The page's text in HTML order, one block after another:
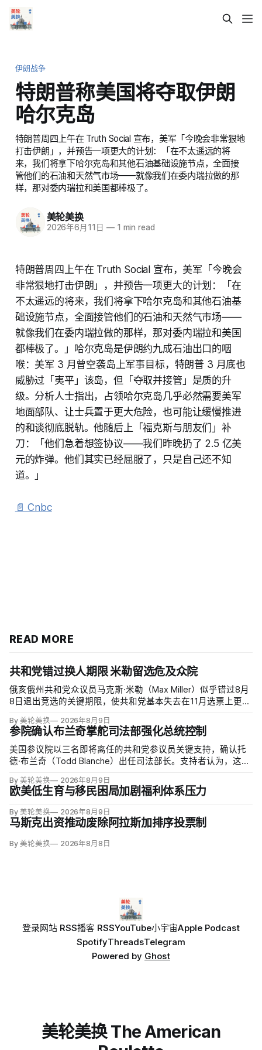
伊朗战争
特朗普称美国将夺取伊朗
哈尔克岛
特朗普周四上午在 Truth Social 宣布，美军「今晚会非常狠地
打击伊朗」，并预告一项更大的计划：「在不太遥远的将
来，我们将拿下哈尔克岛和其他石油基础设施节点，全面接
管他们的石油和天然气市场——就像我们在委内瑞拉做的那
样，那对委内瑞拉和美国都棒极了。
美轮美换
2026年6月11日 —1 min read
特朗普周四上午在 Truth Social 宣布，美军「今晚会
非常狠地打击伊朗」，并预告一项更大的计划：「在
不太遥远的将来，我们将拿下哈尔克岛和其他石油基
础设施节点，全面接管他们的石油和天然气市场——
就像我们在委内瑞拉做的那样，那对委内瑞拉和美国
都棒极了。」哈尔克岛是伊朗约九成石油出口的咽
喉：美军 3 月曾空袭岛上军事目标，特朗普 3 月底也
威胁过「夷平」该岛，但「夺取并接管」是质的升
级。分析人士指出，占领哈尔克岛几乎必然需要美军
地面部队、让士兵置于更大危险，也可能让缓慢推进
的和谈彻底脱轨。他随后上「福克斯与朋友们」补
刀：「他们急着想签协议——我们昨晚扔了 2.5 亿美
元的炸弹。他们其实已经屈服了，只是自己还不知
道。」
📄 Cnbc
READ MORE
共和党错过换人期限 米勒留选危及众院
俄亥俄州共和党众议员马克斯·米勒（Max Miller）似乎错过8月
8日退出竞选的关键期限，使共和党基本失去在11月选票上更换
Moreno）指控家暴并予以否认，众院道德委员会同时调查他是
否涉及家庭暴力、虐待或非法用药。
By 美轮美换 2026年8月9日
参院确认布兰奇掌舵司法部强化总统控制
美国参议院以三名即将离任的共和党参议员关键支持，确认托
德·布兰奇（Todd Blanche）出任司法部长。支持者认为，这位
冲动；
By 美轮美换 2026年8月9日
欧美低生育与移民困局加剧福利体系压力
By 美轮美换 2026年8月9日
马斯克出资推动废除阿拉斯加排序投票制
By 美轮美换 2026年8月8日
登录网站 RSS播客 RSSYouTube小宇宙Apple Podcast
SpotifyThreadsTelegram
Powered by Ghost
美轮美换 The American